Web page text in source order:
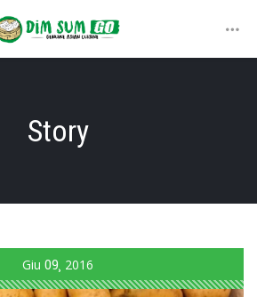
Story
Giu 09 2016